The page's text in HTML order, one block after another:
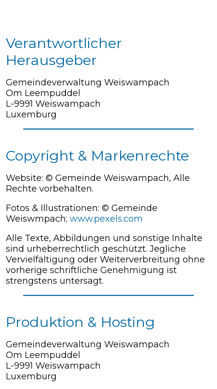
Verantwortlicher
Herausgeber
Gemeindeverwaltung Weiswampach
Om Leempuddel
L-9991 Weiswampach
Luxemburg
Copyright & Markenrechte
Website: © Gemeinde Weiswampach, Alle
Rechte vorbehalten.
Fotos & Illustrationen: © Gemeinde
Weiswmpach; www.pexels.com
Alle Texte, Abbildungen und sonstige Inhalte
sind urheberrechtlich geschützt. Jegliche
Vervielfältigung oder Weiterverbreitung ohne
vorherige schriftliche Genehmigung ist
strengstens untersagt.
Produktion & Hosting
Gemeindeverwaltung Weiswampach
Om Leempuddel
L-9991 Weiswampach
Luxemburg